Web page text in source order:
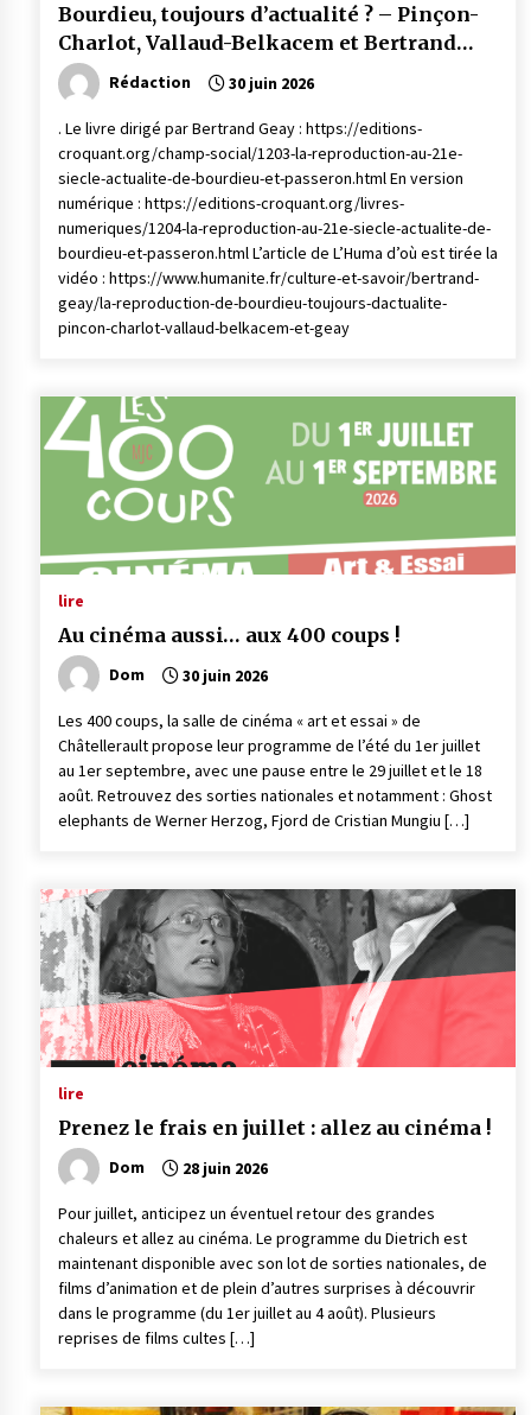
Bourdieu, toujours d’actualité ? – Pinçon-
Charlot, Vallaud-Belkacem et Bertrand
Geay Rédaction 30 juin 2026
. Le livre dirigé par Bertrand Geay : https://editions-
croquant.org/champ-social/1203-la-reproduction-au-21e-
siecle-actualite-de-bourdieu-et-passeron.html En version
numérique : https://editions-croquant.org/livres-
numeriques/1204-la-reproduction-au-21e-siecle-actualite-de-
bourdieu-et-passeron.html L’article de L’Huma d’où est tirée la
vidéo : https://www.humanite.fr/culture-et-savoir/bertrand-
geay/la-reproduction-de-bourdieu-toujours-dactualite-
pincon-charlot-vallaud-belkacem-et-geay
lire
Au cinéma aussi… aux 400 coups !
Dom 30 juin 2026
Les 400 coups, la salle de cinéma « art et essai » de
Châtellerault propose leur programme de l’été du 1er juillet
au 1er septembre, avec une pause entre le 29 juillet et le 18
août. Retrouvez des sorties nationales et notamment : Ghost
elephants de Werner Herzog, Fjord de Cristian Mungiu […]
lire
Prenez le frais en juillet : allez au cinéma !
Dom 28 juin 2026
Pour juillet, anticipez un éventuel retour des grandes
chaleurs et allez au cinéma. Le programme du Dietrich est
maintenant disponible avec son lot de sorties nationales, de
films d’animation et de plein d’autres surprises à découvrir
dans le programme (du 1er juillet au 4 août). Plusieurs
reprises de films cultes […]